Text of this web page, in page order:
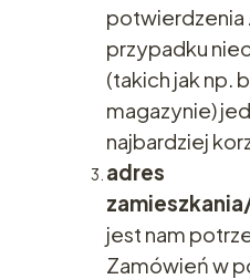
potwierdzenia
przypadku
(takich jak np.
magazynie)
najbardziej
adres
jest nam
Zamówień w